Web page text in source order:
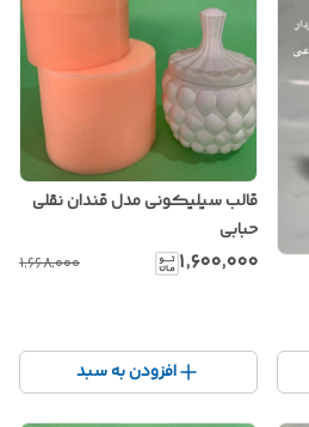
قالب سیلیکونی مدل قندان نقلی
حبابی
۱٬۶۰۰٬۰۰۰ ۱٬۶۶۸٬۰۰۰
افزودن به سبد